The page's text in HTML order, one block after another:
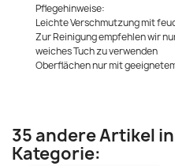
Pflegehinweise:
Leichte Verschmutzung mit
Zur Reinigung empfehlen wir
weiches Tuch zu verwenden
Oberflächen nur mit
35 andere Artikel
Kategorie: